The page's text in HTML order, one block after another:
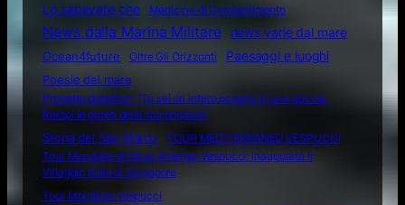
Lo sapevate che Medicina di Combattimento
News dalla Marina Militare
news varie dal mare
Ocean4future
Oltre Gli Orizzonti
Paesaggi e luoghi
Poesie del mare
Progetto didattico: “Tu sei un intero oceano in una goccia.
Rompi le pareti della tua prigione”
Storia del San Marco
TOUR MEDITERRANEO VESPUCCI
Tour Mondiale di Nave Amerigo Vespucci: inaugurato il
Villaggio Italia di Singapore
Tour Mondiale Vespucci